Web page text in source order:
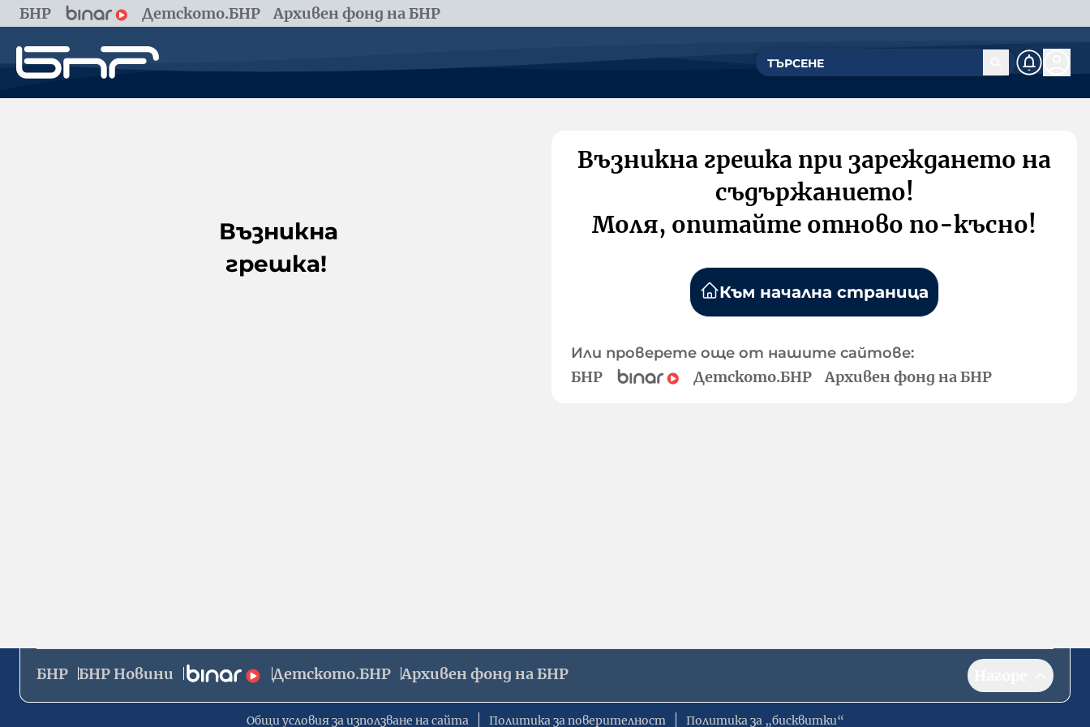
БНР Детското.БНР Архивен фонд на БНР
Възникна
грешка!
Възникна грешка при зареждането на
съдържанието!
Моля, опитайте отново по-късно!
Към начална страница
Или проверете още от нашите сайтове:
БНР Детското.БНР Архивен фонд на БНР
БНР БНР Новини Детското.БНР Архивен фонд на БНР
Общи условия за използване на сайта Политика за поверителност Политика за „бисквитки“